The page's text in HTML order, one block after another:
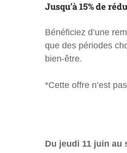
Jusqu’à 15% de
Bénéficiez d’une
que des périodes
bien-être.
*Cette offre n’est
Du jeudi 11 juin au